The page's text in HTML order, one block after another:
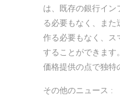
は、既存の銀行イン
る必要もなく、また
作る必要もなく、ス
することができます
価格提供の点で独特
その他のニュース :